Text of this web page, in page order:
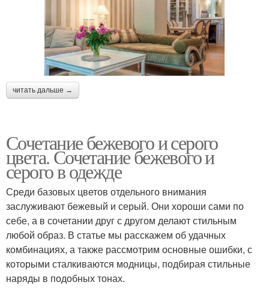
читать дальше →
Сочетание бежевого и серого
цвета. Сочетание бежевого и
серого в одежде
Среди базовых цветов отдельного внимания
заслуживают бежевый и серый. Они хороши сами по
себе, а в сочетании друг с другом делают стильным
любой образ. В статье мы расскажем об удачных
комбинациях, а также рассмотрим основные ошибки, с
которыми сталкиваются модницы, подбирая стильные
наряды в подобных тонах.